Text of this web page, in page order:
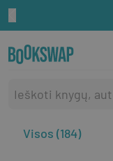
Visos (184)